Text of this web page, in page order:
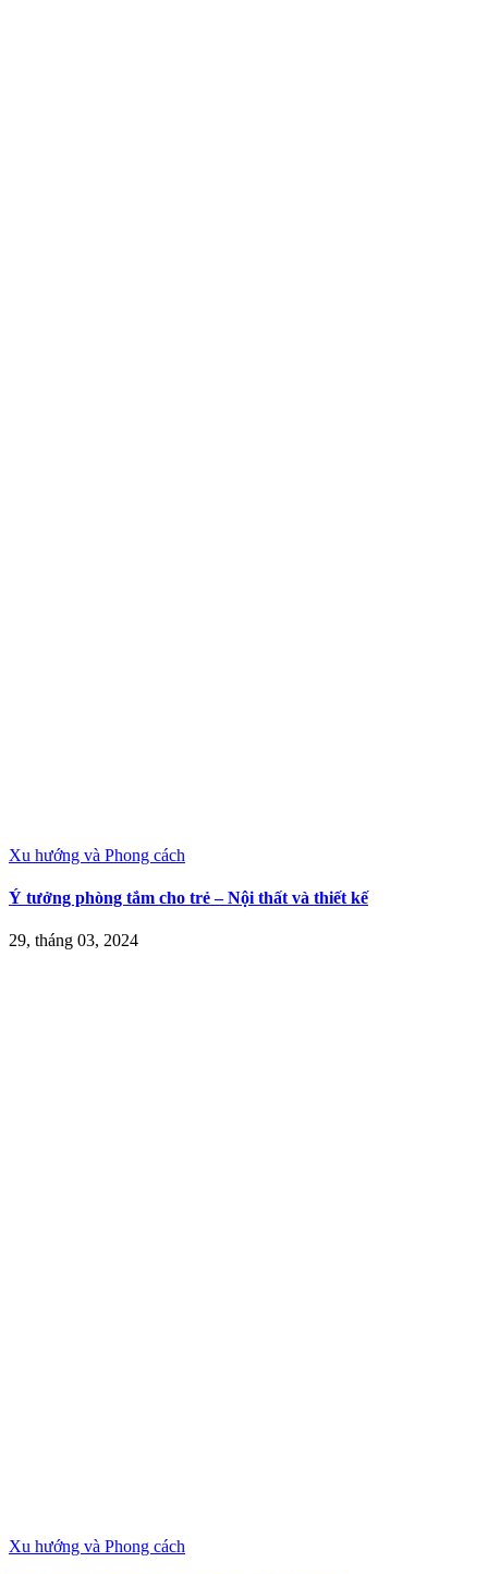
Xu hướng và Phong cách
Ý tưởng phòng tắm cho trẻ – Nội thất và thiết kế
29, tháng 03, 2024
Xu hướng và Phong cách